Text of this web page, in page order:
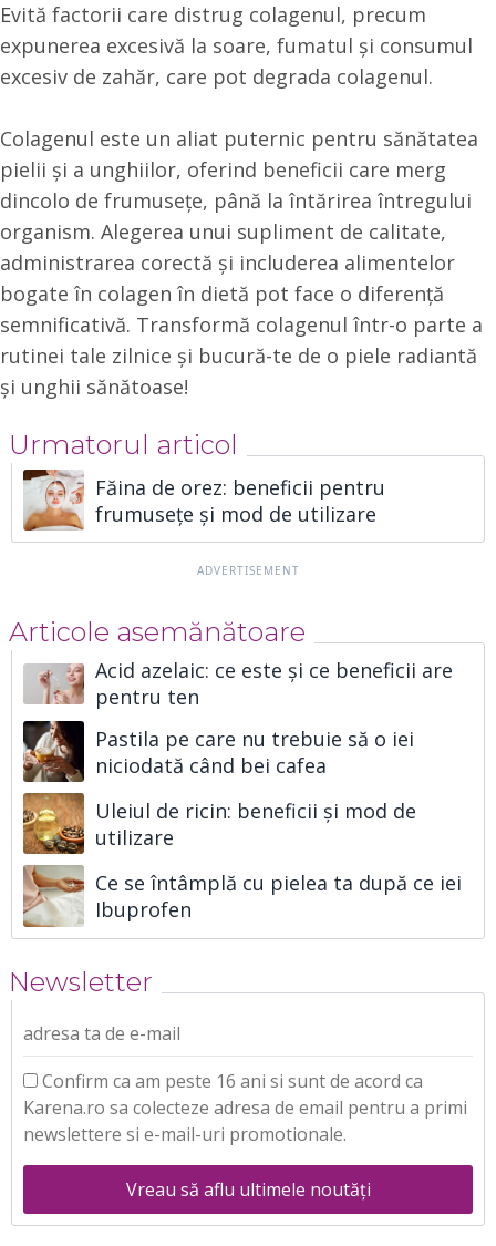
Evită factorii care distrug colagenul, precum
expunerea excesivă la soare, fumatul și consumul
excesiv de zahăr, care pot degrada colagenul.
Colagenul este un aliat puternic pentru sănătatea
pielii și a unghiilor, oferind beneficii care merg
dincolo de frumusețe, până la întărirea întregului
organism. Alegerea unui supliment de calitate,
administrarea corectă și includerea alimentelor
bogate în colagen în dietă pot face o diferență
semnificativă. Transformă colagenul într-o parte a
rutinei tale zilnice și bucură-te de o piele radiantă
și unghii sănătoase!
Urmatorul articol
Făina de orez: beneficii pentru
frumusețe și mod de utilizare
Articole asemănătoare
Acid azelaic: ce este și ce beneficii are
pentru ten
Pastila pe care nu trebuie să o iei
niciodată când bei cafea
Uleiul de ricin: beneficii și mod de
utilizare
Ce se întâmplă cu pielea ta după ce iei
Ibuprofen
Newsletter
adresa ta de e-mail
Confirm ca am peste 16 ani si sunt de acord ca
Karena.ro sa colecteze adresa de email pentru a primi
newslettere si e-mail-uri promotionale.
Vreau să aflu ultimele noutăți